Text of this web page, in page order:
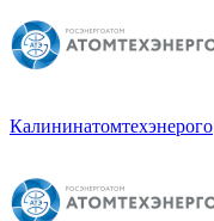
Калининатомтехэнерого